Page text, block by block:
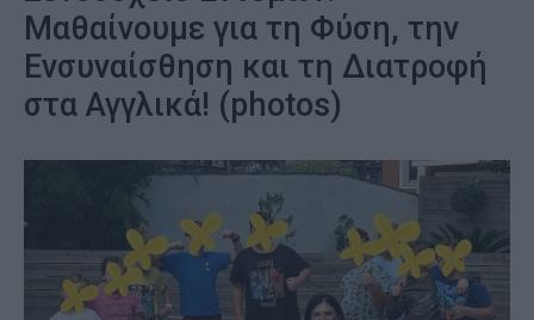
Μαθαίνουμε για τη Φύση, την
Ενσυναίσθηση και τη Διατροφή
στα Αγγλικά! (photos)